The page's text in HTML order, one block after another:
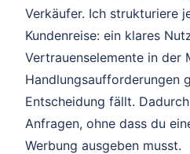
Verkäufer. Ich strukturiere
Kundenreise: ein klares
Vertrauenselemente in der
Handlungsaufforderungen
Entscheidung fällt.
Anfragen, ohne dass du
Werbung ausgeben musst.